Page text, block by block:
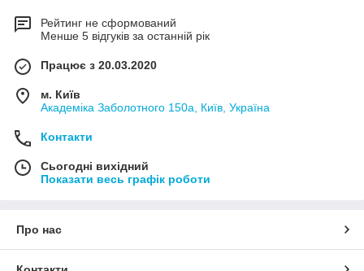
Рейтинг не сформований
Менше 5 відгуків за останній рік
Працює з 20.03.2020
м. Київ
Академіка Заболотного 150а, Київ, Україна
Контакти
Сьогодні вихідний
Показати весь графік роботи
Про нас